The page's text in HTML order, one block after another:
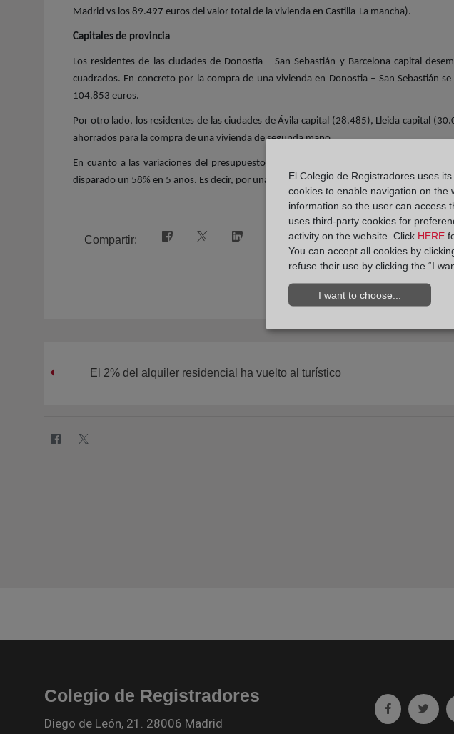
Madrid vs los 89.497 euros del valor total de la vivienda en Castilla-La mancha).
Capitales de provincia
Los residentes de las ciudades de Donostia – San Sebastián y Barcelona capital
cuadrados. En concreto por la compra de una vivienda en Donostia – San Sebastián
104.853 euros.
Por otro lado, los residentes de las ciudades de Ávila capital (28.485), Lleida capital
ahorrados para la compra de una vivienda de segunda mano.
En cuanto a las variaciones del presupuesto para la entrada de una vivienda de
disparado un 58% en 5 años. Es decir, por una vivienda de 80 metros en 2016 se daba
Compartir:
El 2% del alquiler residencial ha vuelto al turístico
Colegio de Registradores
Diego de León, 21. 28006 Madrid
Ir a facebook
Ir a
El Colegio de Registradores uses
cookies to enable navigation on
information so the user can access
uses third-party cookies for
activity on the website. Click HERE
You can accept all cookies by
refuse their use by clicking the “I
I want to choose...